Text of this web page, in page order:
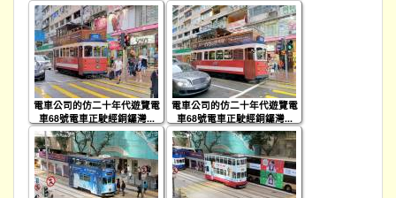
電車公司的仿二十年代遊覽電
車68號電車正駛經銅鑼灣...
電車公司的仿二十年代遊覽電
車68號電車正駛經銅鑼灣...